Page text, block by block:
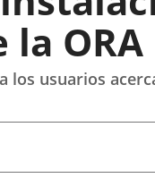
la ORA
los usuarios